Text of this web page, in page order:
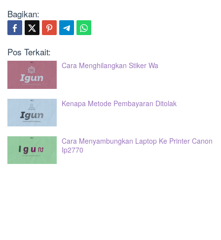
Bagikan:
Pos Terkait:
Cara Menghilangkan Stiker Wa
Kenapa Metode Pembayaran Ditolak
Cara Menyambungkan Laptop Ke Printer Canon
Ip2770